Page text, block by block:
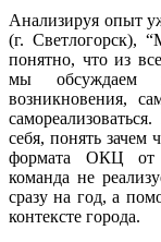
Анализируя опыт
(г. Светлогорск),
понятно, что из
мы обсуждаем
возникновения,
себя, понять зачем
формата ОКЦ от
команда не
сразу на год, а
контексте города.